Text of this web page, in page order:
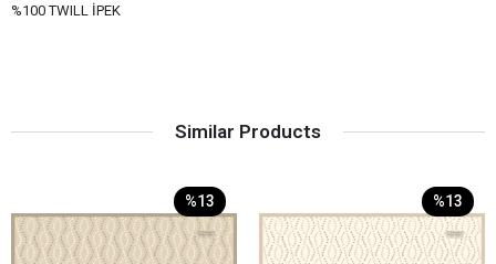
%100 TWILL İPEK
Similar Products
%13 %13